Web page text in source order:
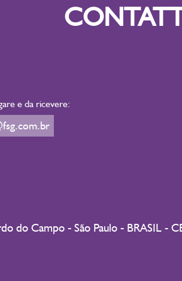
e da ricevere:
do Campo - São Paulo - BRASIL -